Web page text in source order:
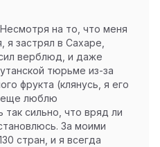
на то, что меня
я застрял в Сахаре,
верблюд, и даже
тюрьме из-за
фрукта (клянусь, я его
еще люблю
так сильно, что вряд ли
За моими
стран, и я всегда